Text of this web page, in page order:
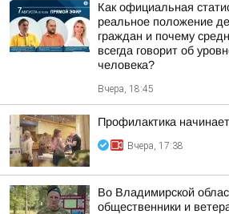
Как официальная
реальное положение
граждан и почему
всегда говорит об
человека?
Вчера, 18:45
Профилактика
Вчера, 17:38
Во Владимирской
общественники и